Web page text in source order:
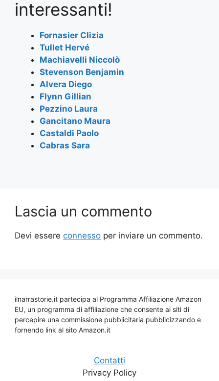
e
b
o
o
k
er s
A
p
p
gr
a
m
l
interessanti!
Fornasier Clizia
Tullet Hervé
Machiavelli Niccolò
Stevenson Benjamin
Alvera Diego
Flynn Gillian
Pezzino Laura
Gancitano Maura
Castaldi Paolo
Cabras Sara
Lascia un commento
Devi essere connesso per inviare un commento.
ilnarrastorie.it partecipa al Programma Affiliazione Amazon
EU, un programma di affiliazione che consente ai siti di
percepire una commissione pubblicitaria pubblicizzando e
fornendo link al sito Amazon.it
Contatti
Privacy Policy